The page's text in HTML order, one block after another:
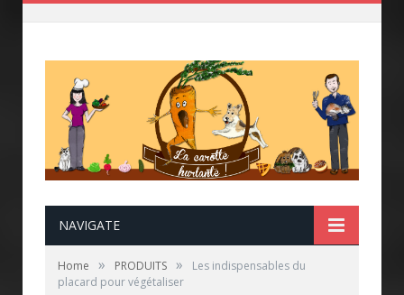
NAVIGATE
Home » PRODUITS »
Les indispensables du
placard pour végétaliser